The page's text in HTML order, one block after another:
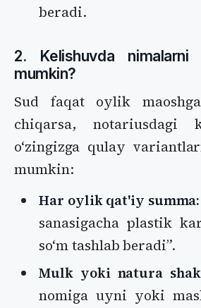
beradi.
2. Kelishuvda nimalarni
mumkin?
Sud faqat oylik
chiqarsa, notariusdagi
oʻzingizga qulay
mumkin:
Har oylik qat'iy summa:
sanasigacha plastik
soʻm tashlab beradi”.
Mulk yoki natura
nomiga uyni yoki